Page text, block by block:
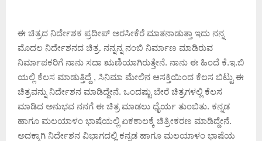
ಈ ಚಿತ್ರದ ನಿರ್ದೇಶಕ ಪ್ರದೀಪ್ ಅರಸೀಕೆರೆ ಮಾತನಾಡುತ್ತಾ ಇದು ನನ್ನ
ಮೊದಲ ನಿರ್ದೇಶನದ ಚಿತ್ರ. ನನ್ನನ್ನ ನಂಬಿ ನಿರ್ಮಾಣ ಮಾಡಿರುವ
ನಿರ್ಮಾಪಕರಿಗೆ ನಾನು ಸದಾ ಋಣಿಯಾಗಿರುತ್ತೇನೆ. ನಾನು ಈ ಹಿಂದೆ ಕೆ.ಇ.ಬಿ
ಯಲ್ಲಿ ಕೆಲಸ ಮಾಡುತ್ತಿದ್ದೆ , ಸಿನಿಮಾ ಮೇಲಿನ ಆಸಕ್ತಿಯಿಂದ ಕೆಲಸ ಬಿಟ್ಟು ಈ
ಚಿತ್ರವನ್ನು ನಿರ್ದೇಶನ ಮಾಡಿದ್ದೇನೆ. ಒಂದಷ್ಟು ಬೇರೆ ಚಿತ್ರಗಳಲ್ಲಿ ಕೆಲಸ
ಮಾಡಿದ ಅನುಭವ ನನಗೆ ಈ ಚಿತ್ರ ಮಾಡಲು ಧೈರ್ಯ ತುಂಬಿತು. ಕನ್ನಡ
ಹಾಗೂ ಮಲಯಾಳಂ ಭಾಷೆಯಲ್ಲಿ ಏಕಕಾಲಕ್ಕೆ ಚಿತ್ರೀಕರಣ ಮಾಡಿದ್ದೇನೆ.
ಅದಕ್ಕಾಗಿ ನಿರ್ದೇಶನ ವಿಭಾಗದಲ್ಲಿ ಕನ್ನಡ ಹಾಗೂ ಮಲಯಾಳಂ ಭಾಷೆಯ